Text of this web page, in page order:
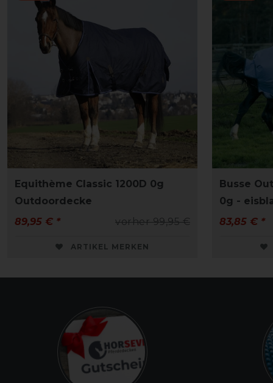
Equithème Classic 1200D 0g
Outdoordecke
vorher 99,95 €
89,95 € *
ARTIKEL MERKEN
Busse
0g -
83,85 € *